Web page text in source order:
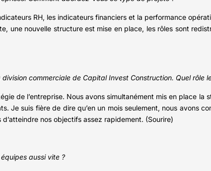
RH, les indicateurs financiers et la performance
une nouvelle structure est mise en place, les rôles sont
commerciale de Capital Invest Construction. Quel rôle
de l’entreprise. Nous avons simultanément mis en place la
Je suis fière de dire qu’en un mois seulement, nous avons
nos objectifs assez rapidement. (Sourire)
aussi vite ?